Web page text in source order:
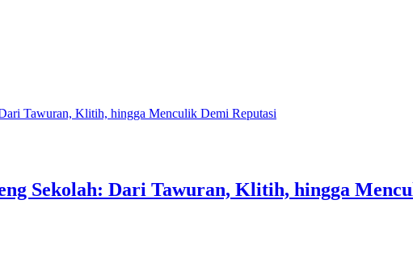
Tawuran, Klitih, hingga Menculik Demi Reputasi
Sekolah: Dari Tawuran, Klitih, hingga